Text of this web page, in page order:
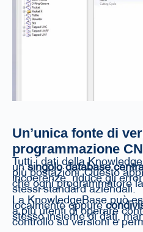
Un’unica fonte di
programmazione
Tutti i dati della
unsingolo database
più postazioni. Questo
incoerenze, riduce gli
che ogni programmatore
stessi standard aziendali.
La KnowledgeBase può
localmente oppure
a più utenti di operare
stesso insieme di dati,
controllo su versioni e